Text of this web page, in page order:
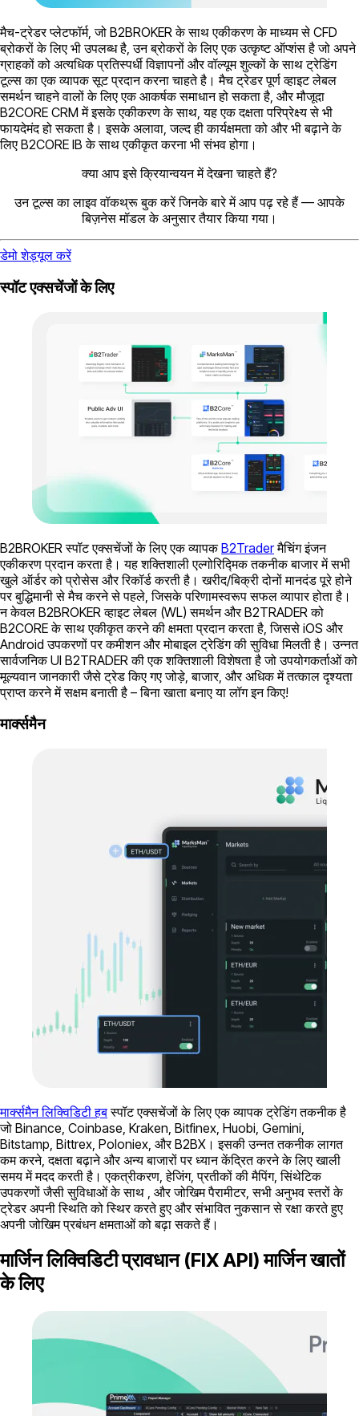
मैच-ट्रेडर प्लेटफॉर्म, जो B2BROKER के साथ एकीकरण के माध्यम से CFD
ब्रोकरों के लिए भी उपलब्ध है, उन ब्रोकरों के लिए एक उत्कृष्ट ऑप्शंस है जो अपने
ग्राहकों को अत्यधिक प्रतिस्पर्धी विज्ञापनों और वॉल्यूम शुल्कों के साथ ट्रेडिंग
टूल्स का एक व्यापक सूट प्रदान करना चाहते है। मैच ट्रेडर पूर्ण व्हाइट लेबल
समर्थन चाहने वालों के लिए एक आकर्षक समाधान हो सकता है, और मौजूदा
B2CORE CRM में इसके एकीकरण के साथ, यह एक दक्षता परिप्रेक्ष्य से भी
फायदेमंद हो सकता है। इसके अलावा, जल्द ही कार्यक्षमता को और भी बढ़ाने के
लिए B2CORE IB के साथ एकीकृत करना भी संभव होगा।
क्या आप इसे क्रियान्वयन में देखना चाहते हैं?
उन टूल्स का लाइव वॉकथ्रू बुक करें जिनके बारे में आप पढ़ रहे हैं — आपके
बिज़नेस मॉडल के अनुसार तैयार किया गया।
डेमो शेड्यूल करें
स्पॉट एक्सचेंजों के लिए
B2BROKER स्पॉट एक्सचेंजों के लिए एक व्यापकB2Traderमैचिंग इंजन
एकीकरण प्रदान करता है। यह शक्तिशाली एल्गोरिद्मिक तकनीक बाजार में सभी
खुले ऑर्डर को प्रोसेस और रिकॉर्ड करती है। खरीद/बिक्री दोनों मानदंड पूरे होने
पर बुद्धिमानी से मैच करने से पहले, जिसके परिणामस्वरूप सफल व्यापार होता है।
न केवल B2BROKER व्हाइट लेबल (WL) समर्थन और B2TRADER को
B2CORE के साथ एकीकृत करने की क्षमता प्रदान करता है, जिससे iOS और
Android उपकरणों पर कमीशन और मोबाइल ट्रेडिंग की सुविधा मिलती है। उन्नत
सार्वजनिक UI B2TRADER की एक शक्तिशाली विशेषता है जो उपयोगकर्ताओं को
मूल्यवान जानकारी जैसे ट्रेड किए गए जोड़े, बाजार, और अधिक में तत्काल दृश्यता
प्राप्त करने में सक्षम बनाती है – बिना खाता बनाए या लॉग इन किए!
मार्क्समैन
मार्क्समैन लिक्विडिटी हबस्पॉट एक्सचेंजों के लिए एक व्यापक ट्रेडिंग तकनीक है
जो Binance, Coinbase, Kraken, Bitfinex, Huobi, Gemini,
Bitstamp, Bittrex, Poloniex, और B2BX। इसकी उन्नत तकनीक लागत
कम करने, दक्षता बढ़ाने और अन्य बाजारों पर ध्यान केंद्रित करने के लिए खाली
समय में मदद करती है। एकत्रीकरण, हेजिंग, प्रतीकों की मैपिंग, सिंथेटिक
उपकरणों जैसी सुविधाओं के साथ , और जोखिम पैरामीटर, सभी अनुभव स्तरों के
ट्रेडर अपनी स्थिति को स्थिर करते हुए और संभावित नुकसान से रक्षा करते हुए
अपनी जोखिम प्रबंधन क्षमताओं को बढ़ा सकते हैं।
मार्जिन लिक्विडिटी प्रावधान (FIX API) मार्जिन खातों
के लिए